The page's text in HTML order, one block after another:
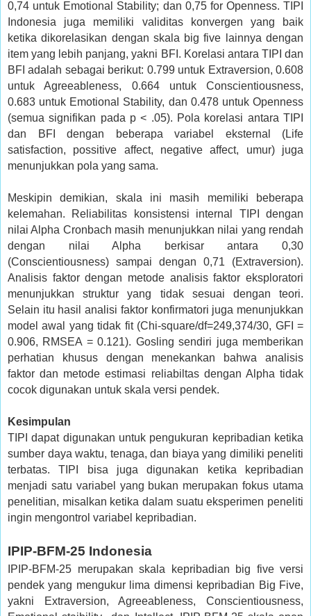
0,74 untuk Emotional Stability; dan 0,75 for Openness. TIPI
Indonesia juga memiliki validitas konvergen yang baik
ketika dikorelasikan dengan skala big five lainnya dengan
item yang lebih panjang, yakni BFI. Korelasi antara TIPI dan
BFI adalah sebagai berikut: 0.799 untuk Extraversion, 0.608
untuk Agreeableness, 0.664 untuk Conscientiousness,
0.683 untuk Emotional Stability, dan 0.478 untuk Openness
(semua signifikan pada p < .05). Pola korelasi antara TIPI
dan BFI dengan beberapa variabel eksternal (Life
satisfaction, possitive affect, negative affect, umur) juga
menunjukkan pola yang sama.
Meskipin demikian, skala ini masih memiliki beberapa
kelemahan. Reliabilitas konsistensi internal TIPI dengan
nilai Alpha Cronbach masih menunjukkan nilai yang rendah
dengan nilai Alpha berkisar antara 0,30
(Conscientiousness) sampai dengan 0,71 (Extraversion).
Analisis faktor dengan metode analisis faktor eksploratori
menunjukkan struktur yang tidak sesuai dengan teori.
Selain itu hasil analisi faktor konfirmatori juga menunjukkan
model awal yang tidak fit (Chi-square/df=249,374/30, GFI =
0.906, RMSEA = 0.121). Gosling sendiri juga memberikan
perhatian khusus dengan menekankan bahwa analisis
faktor dan metode estimasi reliabiltas dengan Alpha tidak
cocok digunakan untuk skala versi pendek.
Kesimpulan
TIPI dapat digunakan untuk pengukuran kepribadian ketika
sumber daya waktu, tenaga, dan biaya yang dimiliki peneliti
terbatas. TIPI bisa juga digunakan ketika kepribadian
menjadi satu variabel yang bukan merupakan fokus utama
penelitian, misalkan ketika dalam suatu eksperimen peneliti
ingin mengontrol variabel kepribadian.
IPIP-BFM-25 Indonesia
IPIP-BFM-25 merupakan skala kepribadian big five versi
pendek yang mengukur lima dimensi kepribadian Big Five,
yakni Extraversion, Agreeableness, Conscientiousness,